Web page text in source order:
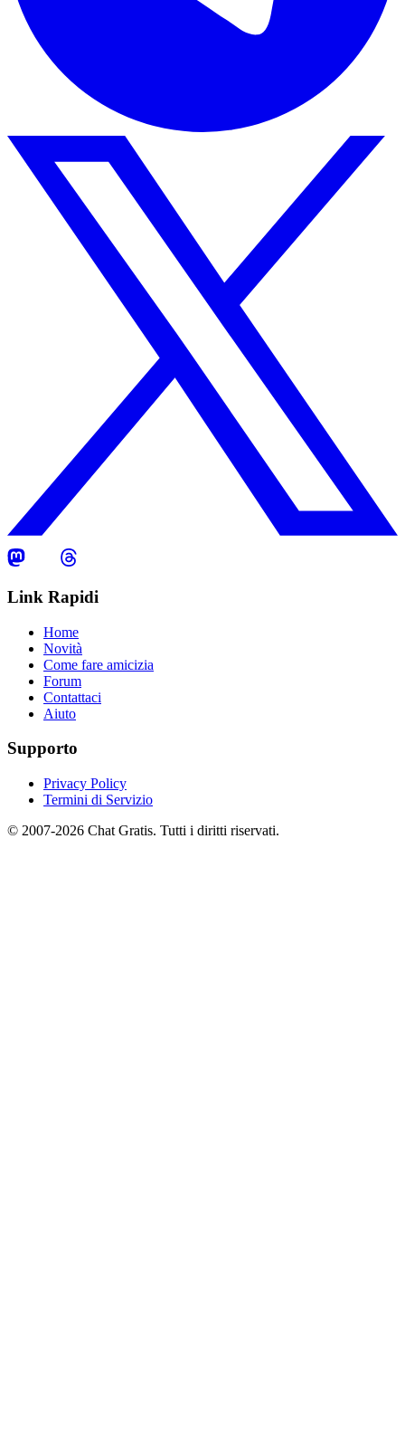
Link Rapidi
Home
Novità
Come fare amicizia
Forum
Contattaci
Aiuto
Supporto
Privacy Policy
Termini di Servizio
© 2007-2026 Chat Gratis. Tutti i diritti riservati.